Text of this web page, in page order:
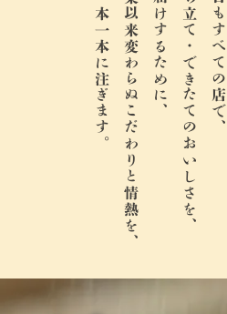
今日もすべての店で、
打ち立て・できたてのおいしさを、
お届けするために、
創業以来変わらぬこだわりと情熱を、
麺一本一本に注ぎます。